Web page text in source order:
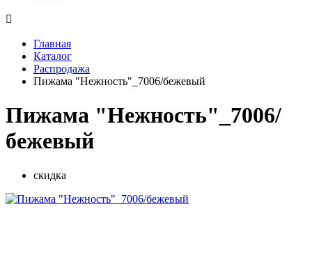

Главная
Каталог
Распродажа
Пижама "Нежность"_7006/бежевый
Пижама "Нежность"_7006/
бежевый
скидка